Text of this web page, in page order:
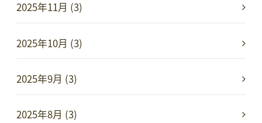
2025年11月 (3)
2025年10月 (3)
2025年9月 (3)
2025年8月 (3)